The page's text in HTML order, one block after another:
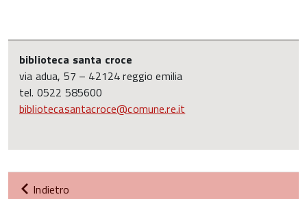
biblioteca santa croce
via adua, 57 – 42124 reggio emilia
tel. 0522 585600
bibliotecasantacroce@comune.re.it
Indietro